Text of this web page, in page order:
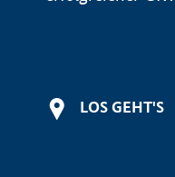
LOS GEHT'S